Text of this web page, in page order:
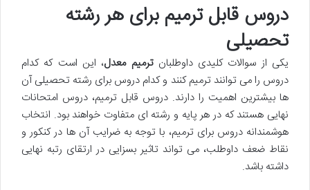
دروس قابل ترمیم برای هر رشته
تحصیلی
یکی از سوالات کلیدی داوطلبانترمیم معدل، این است که کدام
دروس را می توانند ترمیم کنند و کدام دروس برای رشته تحصیلی آن
ها بیشترین اهمیت را دارند. دروس قابل ترمیم، دروس امتحانات
نهایی هستند که در هر پایه و رشته ای متفاوت خواهند بود. انتخاب
هوشمندانه دروس برای ترمیم، با توجه به ضرایب آن ها در کنکور و
نقاط ضعف داوطلب، می تواند تاثیر بسزایی در ارتقای رتبه نهایی
داشته باشد.